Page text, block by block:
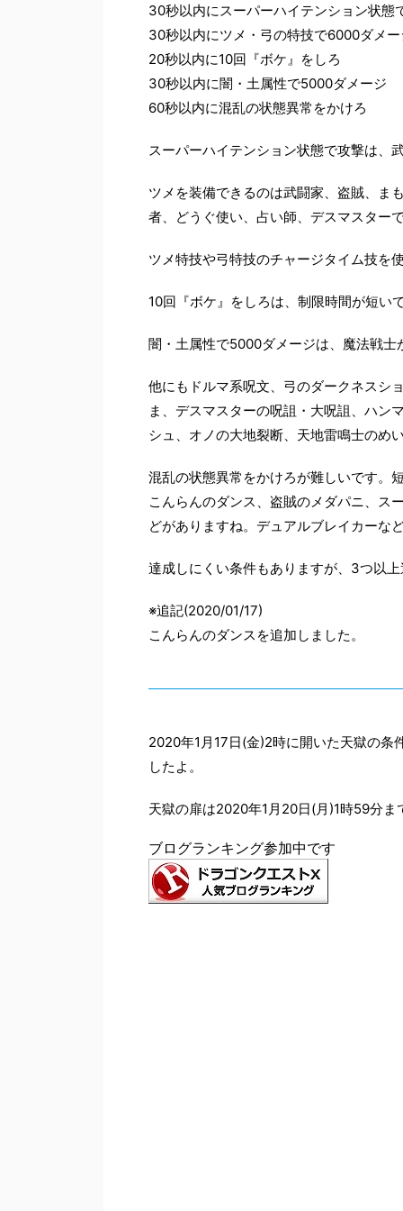
30秒以内にスーパーハイテンション状態
30秒以内にツメ・弓の特技で6000ダメー
20秒以内に10回『ボケ』をしろ
30秒以内に闇・土属性で5000ダメージ
60秒以内に混乱の状態異常をかけろ
スーパーハイテンション状態で攻撃は、
ツメを装備できるのは武闘家、盗賊、ま
者、どうぐ使い、占い師、デスマスター
ツメ特技や弓特技のチャージタイム技を
10回『ボケ』をしろは、制限時間が短い
闇・土属性で5000ダメージは、魔法戦
他にもドルマ系呪文、弓のダークネスシ
ま、デスマスターの呪詛・大呪詛、ハン
シュ、オノの大地裂断、天地雷鳴士のめ
混乱の状態異常をかけろが難しいです。
こんらんのダンス、盗賊のメダパニ、ス
どがありますね。デュアルブレイカーな
達成しにくい条件もありますが、3つ以
※追記(2020/01/17)
こんらんのダンスを追加しました。
2020年1月17日(金)2時に開いた天獄の条
したよ。
天獄の扉は2020年1月20日(月)1時59分ま
ブログランキング参加中です